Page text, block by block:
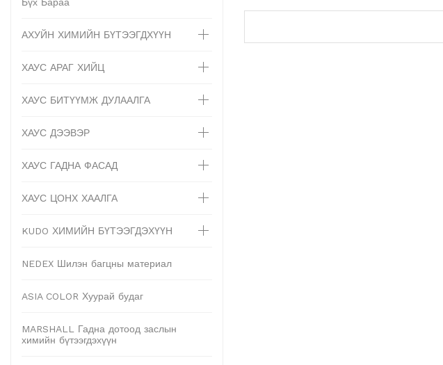
АХУЙН ХИМИЙН БҮТЭЭГДХҮҮН
ХАУС АРАГ ХИЙЦ
ХАУС БИТҮҮМЖ ДУЛААЛГА
ХАУС ДЭЭВЭР
ХАУС ГАДНА ФАСАД
ХАУС ЦОНХ ХААЛГА
KUDO ХИМИЙН БҮТЭЭГДЭХҮҮН
NEDEX Шилэн багцны материал
ASIA COLOR Хуурай будаг
MARSHALL Гадна дотоод заслын
химийн бүтээгдэхүүн